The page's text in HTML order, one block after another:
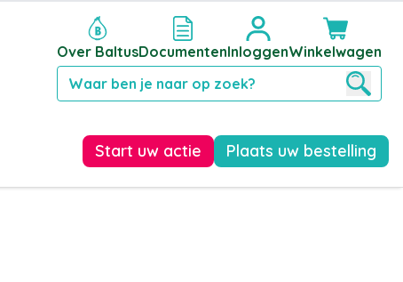
Over BaltusDocumentenInloggenWinkelwagen
Start uw actie Plaats uw bestelling